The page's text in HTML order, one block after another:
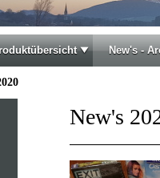
New's -
New's